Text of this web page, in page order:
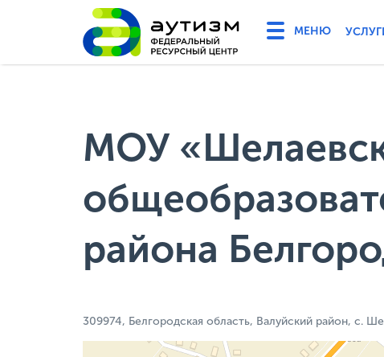
МОУ
района
309974, Белгородская область, Валуйский район, с.